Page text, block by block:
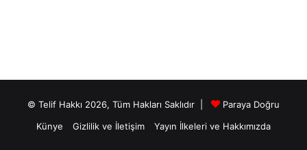
© Telif Hakkı 2026, Tüm Hakları Saklıdır |
Paraya Doğru
Künye
Gizlilik ve İletişim Yayın İlkeleri ve Hakkımızda